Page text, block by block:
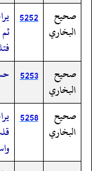
صحيح
البخاري
5252
صحيح
البخاري
5253
صحيح
البخاري
5258